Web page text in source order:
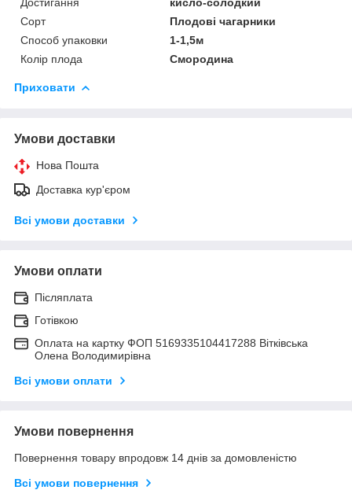
Сорт
Плодові чагарники
Способ упаковки
1-1,5м
Колір плода
Смородина
Приховати
Умови доставки
Нова Пошта
Доставка кур'єром
Всі умови доставки
Умови оплати
Післяплата
Готівкою
Оплата на картку ФОП 5169335104417288 Вітківська
Олена Володимирівна
Всі умови оплати
Умови повернення
Повернення товару впродовж 14 днів за домовленістю
Всі умови повернення